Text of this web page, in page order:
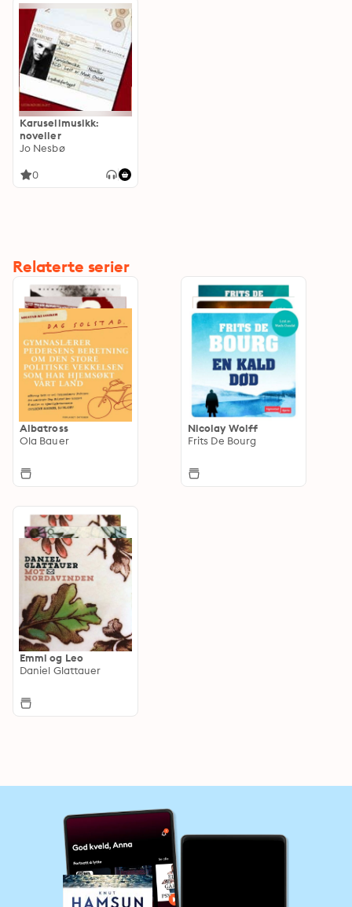
Karusellmusikk:
noveller
Jo Nesbø
0
Relaterte serier
Albatross
Ola Bauer
Nicolay Wolff
Frits De Bourg
Emmi og Leo
Daniel Glattauer